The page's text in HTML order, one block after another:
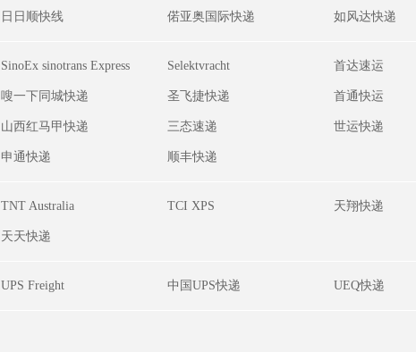
日日顺快线 偌亚奥国际快递 如风达快递
SinoEx sinotrans Express Selektvracht 首达速运
嗖一下同城快递 圣飞捷快递 首通快运
山西红马甲快递 三态速递 世运快递
申通快递 顺丰快递
TNT Australia TCI XPS 天翔快递
天天快递
UPS Freight 中国UPS快递 UEQ快递